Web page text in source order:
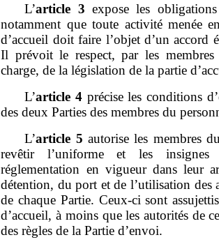
L’article 3 expose les
notamment que toute activité menée
d’accueil doit faire l’objet d’un accord
Il prévoit le respect, par les
charge, de la législation de la partie
L’article 4 précise les conditions
des deux Parties des membres du
L’article 5 autorise les membres
revêtir l’uniforme et les
réglementation en vigueur dans leur
détention, du port et de l’utilisation des
de chaque Partie. Ceux‑ci sont
d’accueil, à moins que les autorités de
des règles de la Partie d’envoi.